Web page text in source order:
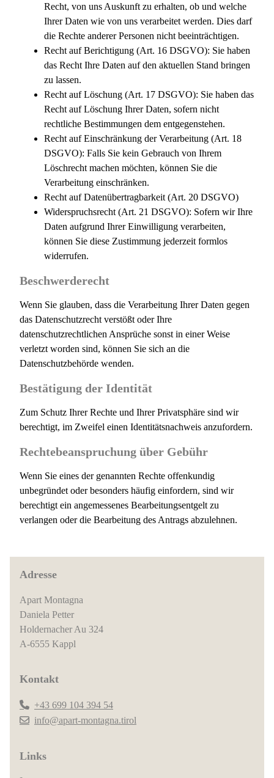
Recht, von uns Auskunft zu erhalten, ob und welche
Ihrer Daten wie von uns verarbeitet werden. Dies darf
die Rechte anderer Personen nicht beeinträchtigen.
Recht auf Berichtigung (Art. 16 DSGVO): Sie haben
das Recht Ihre Daten auf den aktuellen Stand bringen
zu lassen.
Recht auf Löschung (Art. 17 DSGVO): Sie haben das
Recht auf Löschung Ihrer Daten, sofern nicht
rechtliche Bestimmungen dem entgegenstehen.
Recht auf Einschränkung der Verarbeitung (Art. 18
DSGVO): Falls Sie kein Gebrauch von Ihrem
Löschrecht machen möchten, können Sie die
Verarbeitung einschränken.
Recht auf Datenübertragbarkeit (Art. 20 DSGVO)
Widerspruchsrecht (Art. 21 DSGVO): Sofern wir Ihre
Daten aufgrund Ihrer Einwilligung verarbeiten,
können Sie diese Zustimmung jederzeit formlos
widerrufen.
Beschwerderecht
Wenn Sie glauben, dass die Verarbeitung Ihrer Daten gegen
das Datenschutzrecht verstößt oder Ihre
datenschutzrechtlichen Ansprüche sonst in einer Weise
verletzt worden sind, können Sie sich an die
Datenschutzbehörde wenden.
Bestätigung der Identität
Zum Schutz Ihrer Rechte und Ihrer Privatsphäre sind wir
berechtigt, im Zweifel einen Identitätsnachweis anzufordern.
Rechtebeanspruchung über Gebühr
Wenn Sie eines der genannten Rechte offenkundig
unbegründet oder besonders häufig einfordern, sind wir
berechtigt ein angemessenes Bearbeitungsentgelt zu
verlangen oder die Bearbeitung des Antrags abzulehnen.
Adresse
Apart Montagna
Daniela Petter
Holdernacher Au 324
A-6555 Kappl
Kontakt
+43 699 104 394 54
info@apart-montagna.tirol
Links